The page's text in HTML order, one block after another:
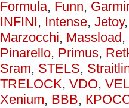
Formula, Funn,
INFINI, Intense, Jetoy,
Marzocchi, Massload,
Pinarello, Primus,
Sram, STELS,
TRELOCK, VDO,
Xenium, ВВВ,